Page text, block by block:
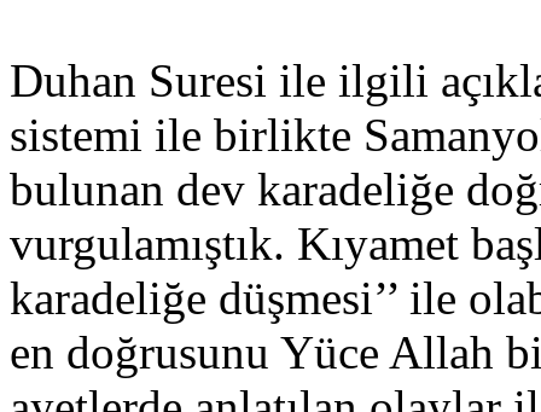
Duhan Suresi ile ilgili
sistemi ile birlikte
bulunan dev karadeliğe
vurgulamıştık. Kıyamet
karadeliğe düşmesi’’ ile
en doğrusunu Yüce Allah